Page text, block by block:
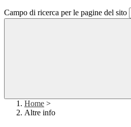
Campo di ricerca per le pagine del sito
Home >
Altre info